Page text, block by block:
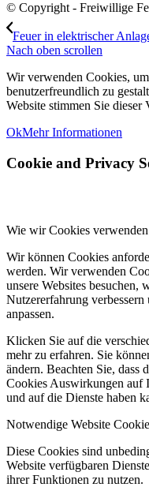
© Copyright - Freiwillige
Feuer in elektrischer
Nach oben scrollen
Wir verwenden Cookies,
benutzerfreundlich zu
Website stimmen Sie dieser
OkMehr Informationen
Cookie and Privacy
Wie wir Cookies verwenden
Wir können Cookies
werden. Wir verwenden
unsere Websites besuchen,
Nutzererfahrung
anpassen.
Klicken Sie auf die
mehr zu erfahren. Sie
ändern. Beachten Sie, dass
Cookies Auswirkungen auf
und auf die Dienste haben
Notwendige Website
Diese Cookies sind
Website verfügbaren
ihrer Funktionen zu nutzen.